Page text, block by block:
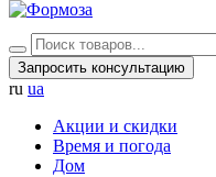
Запросить консультацию
ru ua
Акции и скидки
Время и погода
Дом